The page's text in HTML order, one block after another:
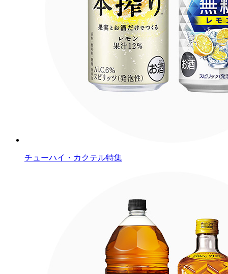
チューハイ・カクテル特集